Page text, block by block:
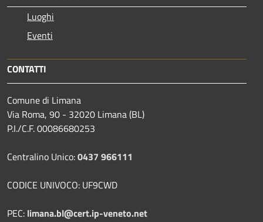
Luoghi
Eventi
CONTATTI
Comune di Limana
Via Roma, 90 - 32020 Limana (BL)
P.I./C.F. 00086680253
Centralino Unico:0437 966111
CODICE UNIVOCO: UF9CWD
PEC: limana.bl@cert.ip-veneto.net